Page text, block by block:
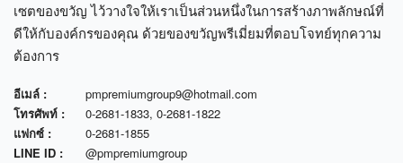
เซตของขวัญ ไว้วางใจให้เราเป็นส่วนหนึ่งในการสร้างภาพลักษณ์ที่
ดีให้กับองค์กรของคุณ ด้วยของขวัญพรีเมี่ยมที่ตอบโจทย์ทุกความ
ต้องการ
อีเมล์ :
pmpremiumgroup9@hotmail.com
โทรศัพท์ :
0-2681-1833, 0-2681-1822
แฟกซ์ :
0-2681-1855
LINE ID :
@pmpremiumgroup